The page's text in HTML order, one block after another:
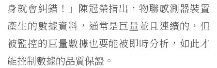
身就會糾錯！」陳冠榮指出，物聯感測器裝置
產生的數據資料，通常是巨量並且連續的，但
被監控的巨量數據也要能被即時分析，如此才
能控制數據的品質保證。